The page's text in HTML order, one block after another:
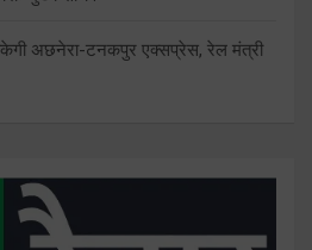
अछनेरा-टनकपुर एक्सप्रेस, रेल मंत्री